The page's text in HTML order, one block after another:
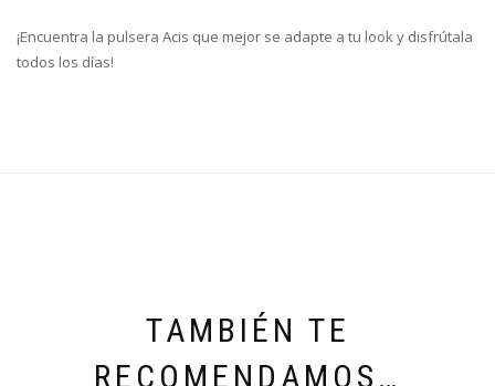
¡Encuentra la pulsera Acis que mejor se adapte a tu look y disfrútala
todos los días!
TAMBIÉN TE
RECOMENDAMOS…